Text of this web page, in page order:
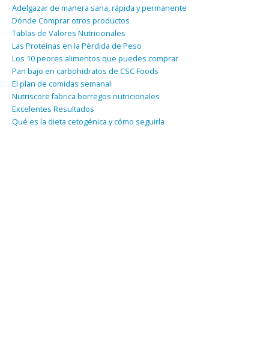
Adelgazar de manera sana, rápida y permanente
Dónde Comprar otros productos
Tablas de Valores Nutricionales
Las Proteínas en la Pérdida de Peso
Los 10 peores alimentos que puedes comprar
Pan bajo en carbohidratos de CSC Foods
El plan de comidas semanal
Nutriscore fabrica borregos nutricionales
Excelentes Resultados
Qué es la dieta cetogénica y cómo seguirla